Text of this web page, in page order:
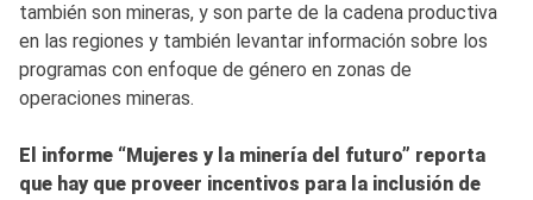
también son mineras, y son parte de la cadena productiva
en las regiones y también levantar información sobre los
programas con enfoque de género en zonas de
operaciones mineras.
El informe “Mujeres y la minería del futuro” reporta
que hay que proveer incentivos para la inclusión de